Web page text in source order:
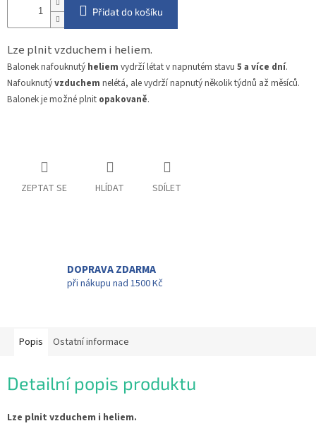
Přidat do košíku
Lze plnit vzduchem i heliem.
Balonek nafouknutý heliem vydrží létat v napnutém stavu 5 a více dní.
Nafouknutývzduchem nelétá, ale vydrží napnutý několik týdnů až měsíců.
Balonek je možné plnit opakovaně.
ZEPTAT SE HLÍDAT SDÍLET
DOPRAVA ZDARMA
při nákupu nad 1500 Kč
Popis Ostatní informace
Detailní popis produktu
Lze plnit vzduchem i heliem.